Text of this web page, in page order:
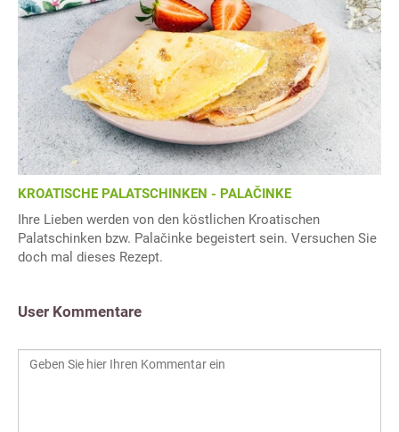
KROATISCHE PALATSCHINKEN - PALAČINKE
Ihre Lieben werden von den köstlichen Kroatischen
Palatschinken bzw. Palačinke begeistert sein. Versuchen Sie
doch mal dieses Rezept.
User Kommentare